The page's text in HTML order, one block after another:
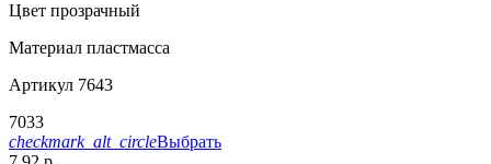
Цвет прозрачный
Материал пластмасса
Артикул 7643
7033
checkmark_alt_circleВыбрать